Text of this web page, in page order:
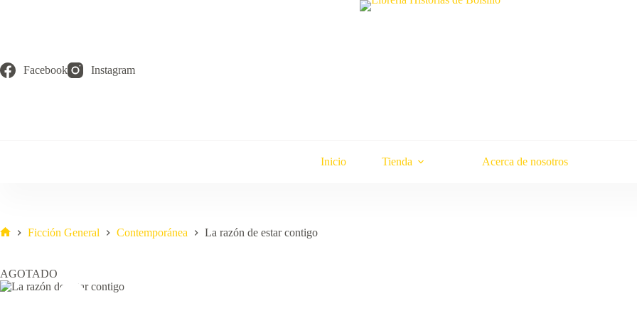
Facebook Instagram
Inicio Tienda Acerca de nosotros
Ficción General Contemporánea La razón de estar contigo
AGOTADO